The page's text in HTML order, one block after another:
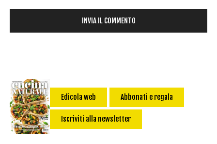
Edicola web Abbonati e regala
Iscriviti alla newsletter